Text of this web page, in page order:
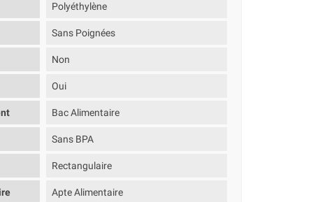
Polyéthylène
Sans Poignées
Non
Oui
Bac Alimentaire
Sans BPA
Rectangulaire
Apte Alimentaire